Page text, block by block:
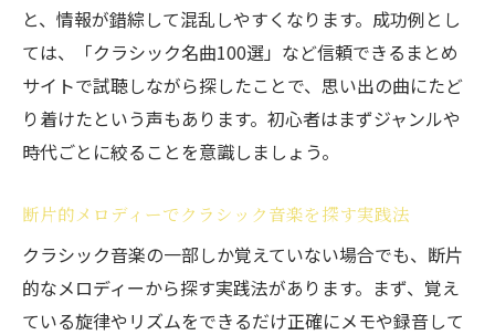
と、情報が錯綜して混乱しやすくなります。成功例とし
ては、「クラシック名曲100選」など信頼できるまとめ
サイトで試聴しながら探したことで、思い出の曲にたど
り着けたという声もあります。初心者はまずジャンルや
時代ごとに絞ることを意識しましょう。
断片的メロディーでクラシック音楽を探す実践法
クラシック音楽の一部しか覚えていない場合でも、断片
的なメロディーから探す実践法があります。まず、覚え
ている旋律やリズムをできるだけ正確にメモや録音して